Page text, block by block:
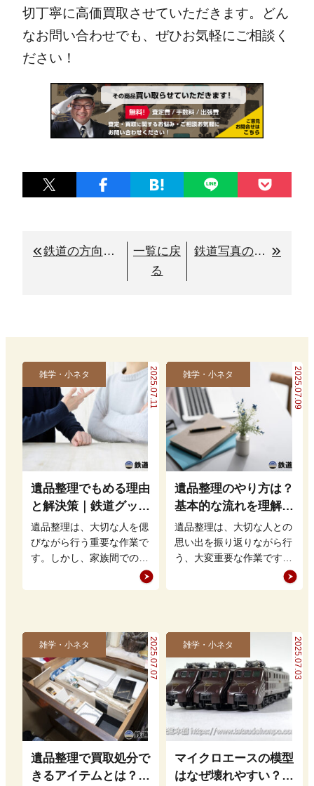
切丁寧に高価買取させていただきます。どん
なお問い合わせでも、ぜひお気軽にご相談く
ださい！
鉄道の方向幕とは？役割や仕組み、高価買取される特徴について
一覧に戻
る
鉄道写真のネガやアルバムごとの買取も対応いたします
2025.07.11
雑学・小ネタ
遺品整理でもめる理由
と解決策｜鉄道グッズ
の整理方法もアドバイ
ス
遺品整理は、大切な人を偲
びながら行う重要な作業で
す。しかし、家族間での意
見の相違や思い出の品をど
う扱うかという問題から、
2025.07.09
雑学・小ネタ
遺品整理のやり方は？
基本的な流れを理解し
て買取・処分をスムー
ズに進めよう
遺品整理は、大切な人との
思い出を振り返りながら行
う、大変重要な作業です。
しかし、どこから手をつけ
れば良いのかやり方が分か
2025.07.07
雑学・小ネタ
遺品整理で買取処分で
きるアイテムとは？鉄
2025.07.03
雑学・小ネタ
マイクロエースの模型
はなぜ壊れやすい？｜